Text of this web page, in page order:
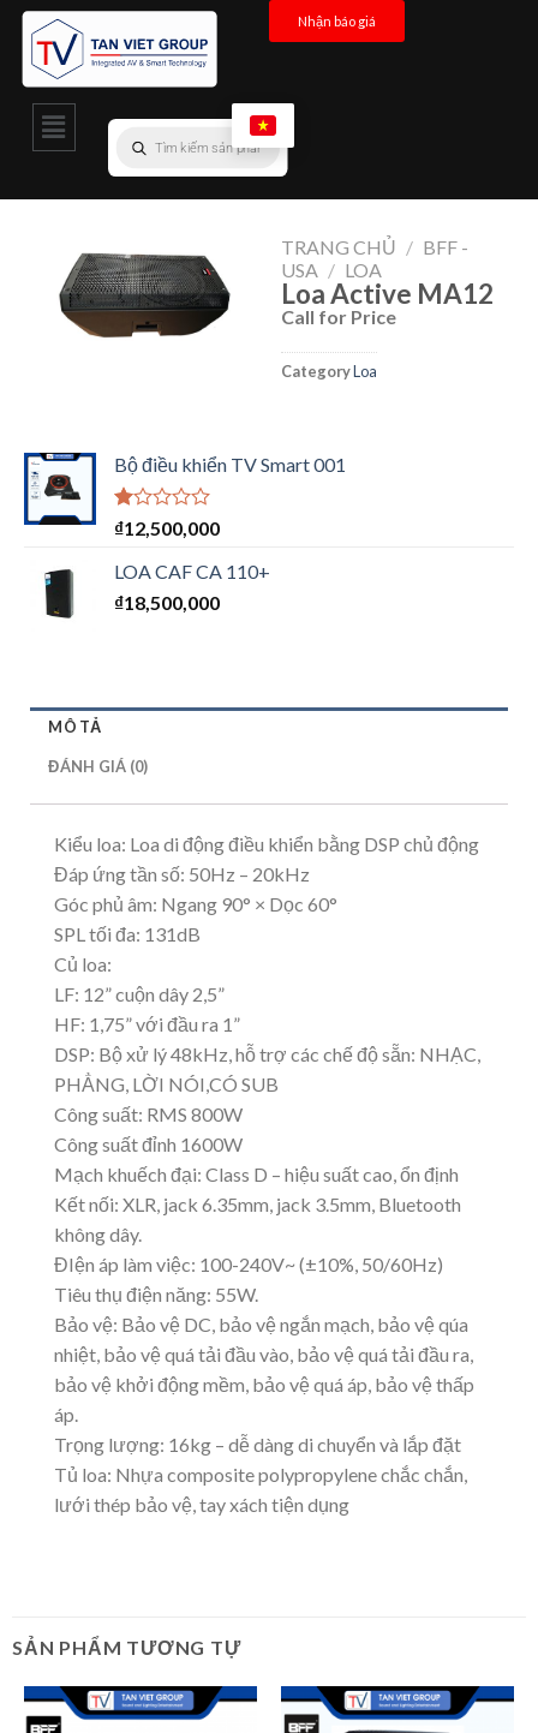
Nhận báo giá
TRANG CHỦ / BFF -
USA / LOA
Loa Active MA12
Call for Price
CategoryLoa
Bộ điều khiển TV Smart 001
Được
hạng
1.00
5
₫12,500,000
LOA CAF CA 110+
₫18,500,000
MÔ TẢ
ĐÁNH GIÁ (0)
Kiểu loa: Loa di động điều khiển bằng DSP chủ động
Đáp ứng tần số: 50Hz – 20kHz
Góc phủ âm: Ngang 90° × Dọc 60°
SPL tối đa: 131dB
Củ loa:
LF: 12” cuộn dây 2,5”
HF: 1,75” với đầu ra 1”
DSP: Bộ xử lý 48kHz, hỗ trợ các chế độ sẵn: NHẠC,
PHẲNG, LỜI NÓI,CÓ SUB
Công suất: RMS 800W
Công suất đỉnh 1600W
Mạch khuếch đại: Class D – hiệu suất cao, ổn định
Kết nối: XLR, jack 6.35mm, jack 3.5mm, Bluetooth
không dây.
ĐIện áp làm việc: 100-240V~ (±10%, 50/60Hz)
Tiêu thụ điện năng: 55W.
Bảo vệ: Bảo vệ DC, bảo vệ ngắn mạch, bảo vệ qúa
nhiệt, bảo vệ quá tải đầu vào, bảo vệ quá tải đầu ra,
bảo vệ khởi động mềm, bảo vệ quá áp, bảo vệ thấp
áp.
Trọng lượng: 16kg – dễ dàng di chuyển và lắp đặt
Tủ loa: Nhựa composite polypropylene chắc chắn,
lưới thép bảo vệ, tay xách tiện dụng
SẢN PHẨM TƯƠNG TỰ